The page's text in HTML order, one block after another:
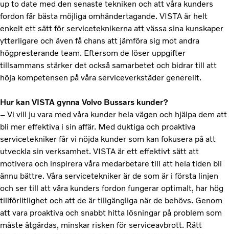
up to date med den senaste tekniken och att våra kunders
fordon får bästa möjliga omhändertagande. VISTA är helt
enkelt ett sätt för serviceteknikerna att vässa sina kunskaper
ytterligare och även få chans att jämföra sig mot andra
högpresterande team. Eftersom de löser uppgifter
tillsammans stärker det också samarbetet och bidrar till att
höja kompetensen på våra serviceverkstäder generellt.
Hur kan VISTA gynna Volvo Bussars kunder?
– Vi vill ju vara med våra kunder hela vägen och hjälpa dem att
bli mer effektiva i sin affär. Med duktiga och proaktiva
servicetekniker får vi nöjda kunder som kan fokusera på att
utveckla sin verksamhet. VISTA är ett effektivt sätt att
motivera och inspirera våra medarbetare till att hela tiden bli
ännu bättre. Våra servicetekniker är de som är i första linjen
och ser till att våra kunders fordon fungerar optimalt, har hög
tillförlitlighet och att de är tillgängliga när de behövs. Genom
att vara proaktiva och snabbt hitta lösningar på problem som
måste åtgärdas, minskar risken för serviceavbrott. Rätt